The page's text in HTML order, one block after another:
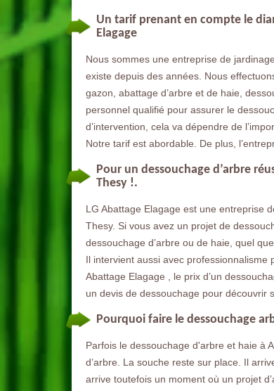
Un tarif prenant en compte le
Elagage
Nous sommes une entreprise de
existe depuis des années. Nous
gazon, abattage d’arbre et de haie,
personnel qualifié pour assurer le
d’intervention, cela va dépendre de
Notre tarif est abordable. De plus,
Pour un dessouchage d’arbre
Thesy !.
LG Abattage Elagage est une entreprise
Thesy. Si vous avez un projet de
dessouchage d’arbre ou de haie, quel
Il intervient aussi avec professionnalisme
Abattage Elagage , le prix d’un
un devis de dessouchage pour découvrir
Pourquoi faire le dessouchage
Parfois le dessouchage d'arbre et haie à
d’arbre. La souche reste sur place. Il
arrive toutefois un moment où un projet